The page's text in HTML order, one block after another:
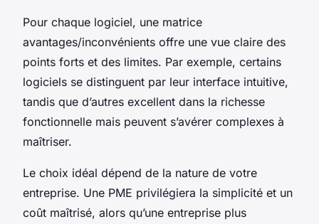
Pour chaque logiciel, une matrice
avantages/inconvénients offre une vue claire des
points forts et des limites. Par exemple, certains
logiciels se distinguent par leur interface intuitive,
tandis que d’autres excellent dans la richesse
fonctionnelle mais peuvent s’avérer complexes à
maîtriser.
Le choix idéal dépend de la nature de votre
entreprise. Une PME privilégiera la simplicité et un
coût maîtrisé, alors qu’une entreprise plus